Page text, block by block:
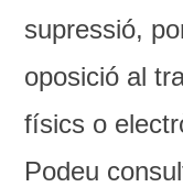
supressió,
oposició al
físics o
Podeu